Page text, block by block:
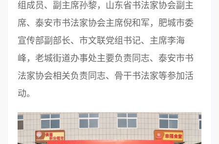
组成员、副主席孙黎，山东省书法家协会副主
席、泰安市书法家协会主席倪和军，肥城市委
宣传部副部长、市文联党组书记、主席李海
峰，老城街道办事处主要负责同志、泰安市书
法家协会相关负责同志、骨干书法家等参加活
动。